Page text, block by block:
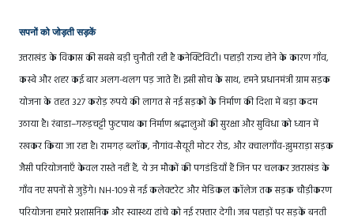
सपनों को जोड़ती सड़कें
उत्तराखंड के विकास की सबसे बड़ी चुनौती रही है कनेक्टिविटी। पहाड़ी राज्य होने के कारण गाँव,
कस्बे और शहर कई बार अलग-थलग पड़ जाते हैं। इसी सोच के साथ, हमने प्रधानमंत्री ग्राम सड़क
योजना के तहत 327 करोड़ रुपये की लागत से नई सड़कों के निर्माण की दिशा में बड़ा कदम
उठाया है। रंबाडा–गरुड़चट्टी फुटपाथ का निर्माण श्रद्धालुओं की सुरक्षा और सुविधा को ध्यान में
रखकर किया जा रहा है। रामगढ़ ब्लॉक, नौगांव-सैयूरी मोटर रोड, और क्वालगाँव-झुमराड़ा सड़क
जैसी परियोजनाएँ केवल रास्ते नहीं हैं, ये उन मौकों की पगडंडियाँ हैं जिन पर चलकर उत्तराखंड के
गाँव नए सपनों से जुड़ेंगे। NH-109 से नई कलेक्टरेट और मेडिकल कॉलेज तक सड़क चौड़ीकरण
परियोजना हमारे प्रशासनिक और स्वास्थ्य ढांचे को नई रफ़्तार देगी। जब पहाड़ों पर सड़कें बनती